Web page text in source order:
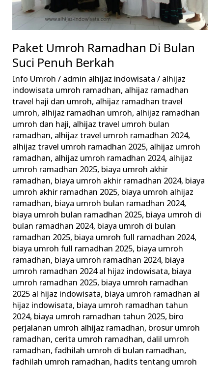
Paket Umroh Ramadhan Di Bulan
Suci Penuh Berkah
Info Umroh / admin alhijaz indowisata/ alhijaz
indowisata umroh ramadhan, alhijaz ramadhan
travel haji dan umroh, alhijaz ramadhan travel
umroh, alhijaz ramadhan umroh, alhijaz ramadhan
umroh dan haji, alhijaz travel umroh bulan
ramadhan, alhijaz travel umroh ramadhan 2024,
alhijaz travel umroh ramadhan 2025, alhijaz umroh
ramadhan, alhijaz umroh ramadhan 2024, alhijaz
umroh ramadhan 2025, biaya umroh akhir
ramadhan, biaya umroh akhir ramadhan 2024, biaya
umroh akhir ramadhan 2025, biaya umroh alhijaz
ramadhan, biaya umroh bulan ramadhan 2024,
biaya umroh bulan ramadhan 2025, biaya umroh di
bulan ramadhan 2024, biaya umroh di bulan
ramadhan 2025, biaya umroh full ramadhan 2024,
biaya umroh full ramadhan 2025, biaya umroh
ramadhan, biaya umroh ramadhan 2024, biaya
umroh ramadhan 2024 al hijaz indowisata, biaya
umroh ramadhan 2025, biaya umroh ramadhan
2025 al hijaz indowisata, biaya umroh ramadhan al
hijaz indowisata, biaya umroh ramadhan tahun
2024, biaya umroh ramadhan tahun 2025, biro
perjalanan umroh alhijaz ramadhan, brosur umroh
ramadhan, cerita umroh ramadhan, dalil umroh
ramadhan,fadhilah umroh di bulan ramadhan,
fadhilah umroh ramadhan, hadits tentang umroh